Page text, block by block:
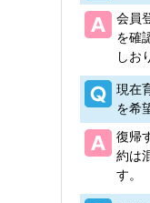
会員
を確
しお
現在
を希
復帰
約は
す。